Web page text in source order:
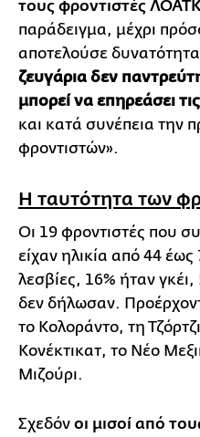
τους φροντιστές
παράδειγμα, μέχρι
αποτελούσε
ζευγάρια δεν
μπορεί να επηρεάσει
και κατά συνέπεια την
φροντιστών».
Η ταυτότητα των
Οι 19 φροντιστές που
είχαν ηλικία από 44
λεσβίες, 16% ήταν
δεν δήλωσαν.
το Κολοράντο, τη
Κονέκτικατ, το Νέο
Μιζούρι.
Σχεδόν οι μισοί από